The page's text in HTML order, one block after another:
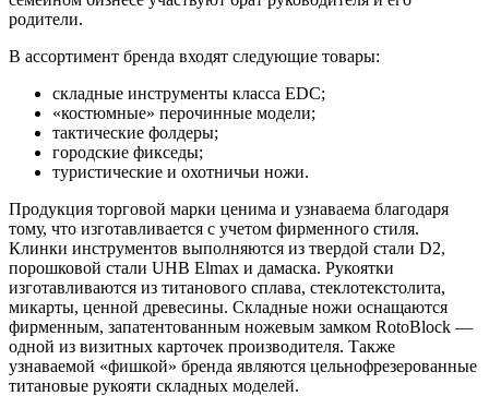
родители.
В ассортимент бренда входят следующие товары:
складные инструменты класса EDC;
«костюмные» перочинные модели;
тактические фолдеры;
городские фикседы;
туристические и охотничьи ножи.
Продукция торговой марки ценима и узнаваема благодаря
тому, что изготавливается с учетом фирменного стиля.
Клинки инструментов выполняются из твердой стали D2,
порошковой стали UHB Elmax и дамаска. Рукоятки
изготавливаются из титанового сплава, стеклотекстолита,
микарты, ценной древесины. Складные ножи оснащаются
фирменным, запатентованным ножевым замком RotoBlock —
одной из визитных карточек производителя. Также
узнаваемой «фишкой» бренда являются цельнофрезерованные
титановые рукояти складных моделей.